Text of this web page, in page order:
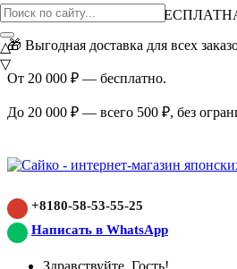
ВНИМАНИЕ АКЦИЯ!
🎁 Выгодная доставка для всех
От 20 000 ₽ — бесплатно.
До 20 000 ₽ — всего 500 ₽, без
+8180-58-53-55-25
Написать в WhatsApp
Здравствуйте, Гость!
△
▽